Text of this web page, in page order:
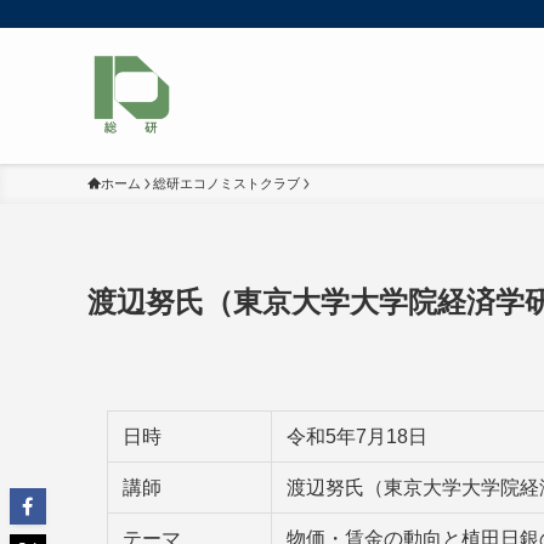
ホーム 総研エコノミストクラブ
渡辺努氏（東京大学大学院経済学
日時 令和5年7月18日
講師 渡辺努氏（東京大学大学院
テーマ 物価・賃金の動向と植田日銀